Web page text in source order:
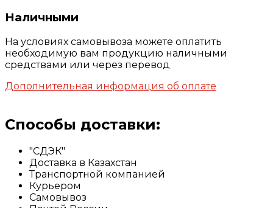
Наличными
На условиях самовывоза можете оплатить
необходимую вам продукцию наличными
средствами или через перевод
Дополнительная информация об оплате
Способы доставки:
"СДЭК"
Доставка в Казахстан
Транспортной компанией
Курьером
Самовывоз